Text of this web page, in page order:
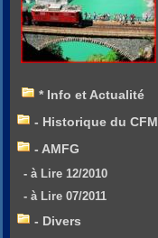
* Info et Actualité
- Historique du CFM
- AMFG
- à Lire 12/2010
- à Lire 07/2011
- Divers